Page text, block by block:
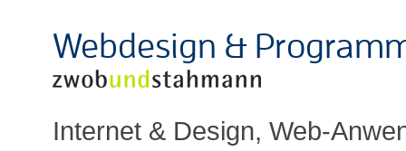
Webdesign &
Internet & Design, Web-